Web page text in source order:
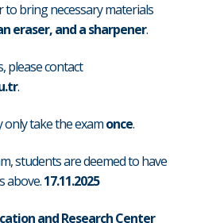
to bring necessary materials
eraser, and a sharpener.
please contact
.
only take the examonce.
students are deemed to have
above.17.11.2025
and Research Center